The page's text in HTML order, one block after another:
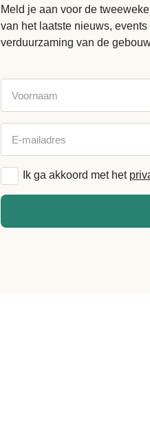
Meld je aan voor de
van het laatste nieuws,
verduurzaming van de
mailadres
AlgemeneIk ga akkoord met het